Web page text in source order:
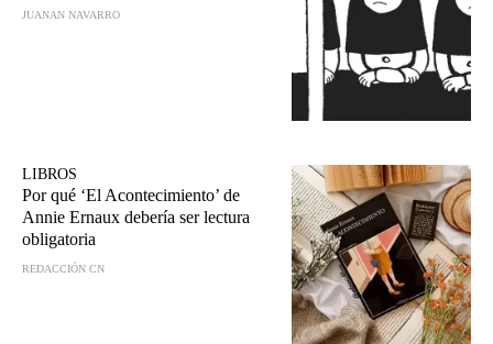
JUANAN NAVARRO
LIBROS
Por qué ‘El Acontecimiento’ de
Annie Ernaux debería ser lectura
obligatoria
REDACCIÓN CN